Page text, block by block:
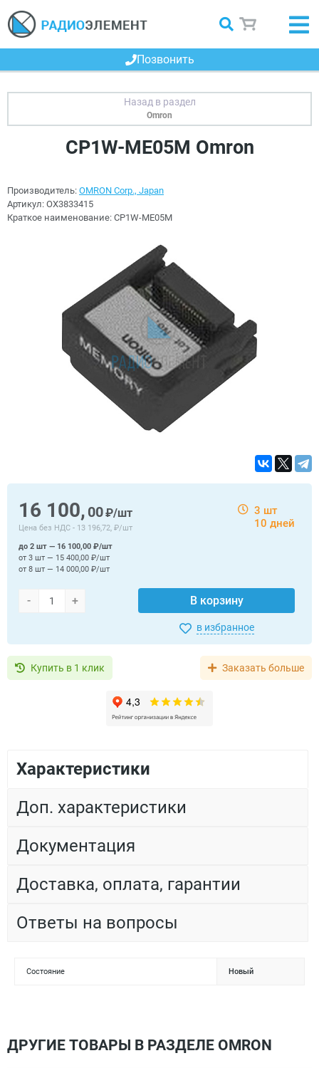
Позвонить
Omron
CP1W-ME05M Omron
Производитель: OMRON Corp., Japan
Артикул: OX3833415
Краткое наименование: CP1W-ME05M
16 100, 00₽/шт
Цена без НДС - 13 196,72, ₽/шт
3 шт
10 дней
- + В корзину
до 2 шт — 16 100,00 ₽/шт
от 3 шт — 15 400,00 ₽/шт
от 8 шт — 14 000,00 ₽/шт
в избранное
Купить в 1 клик Заказать больше
Характеристики
Доп. характеристики
Документация
Доставка, оплата, гарантии
Ответы на вопросы
Состояние Новый
ДРУГИЕ ТОВАРЫ В РАЗДЕЛЕ OMRON